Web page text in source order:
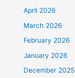
April 2026
March 2026
February 2026
January 2026
December 2025